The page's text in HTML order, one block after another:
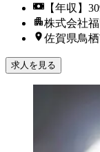
【年収】
株式会社
佐賀県鳥
求人を見る